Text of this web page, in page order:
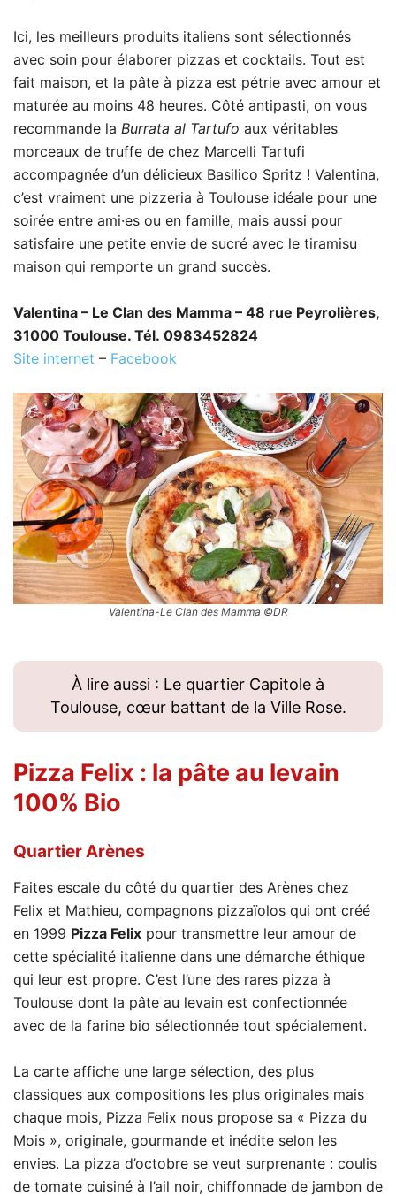
Ici, les meilleurs produits italiens sont sélectionnés
avec soin pour élaborer pizzas et cocktails. Tout est
fait maison, et la pâte à pizza est pétrie avec amour et
maturée au moins 48 heures. Côté antipasti, on vous
recommande la Burrata al Tartufo aux véritables
morceaux de truffe de chez Marcelli Tartufi
accompagnée d’un délicieux Basilico Spritz ! Valentina,
c’est vraiment une pizzeria à Toulouse idéale pour une
soirée entre ami·es ou en famille, mais aussi pour
satisfaire une petite envie de sucré avec le tiramisu
maison qui remporte un grand succès.
Valentina – Le Clan des Mamma – 48 rue Peyrolières,
31000 Toulouse. Tél. 0983452824
Site internet – Facebook
Valentina-Le Clan des Mamma ©DR
À lire aussi : Le quartier Capitole à
Toulouse, cœur battant de la Ville Rose.
Pizza Felix : la pâte au levain
100% Bio
Quartier Arènes
Faites escale du côté du quartier des Arènes chez
Felix et Mathieu, compagnons pizzaïolos qui ont créé
en 1999 Pizza Felix pour transmettre leur amour de
cette spécialité italienne dans une démarche éthique
qui leur est propre. C’est l’une des rares pizza à
Toulouse dont la pâte au levain est confectionnée
avec de la farine bio sélectionnée tout spécialement.
La carte affiche une large sélection, des plus
classiques aux compositions les plus originales mais
chaque mois, Pizza Felix nous propose sa « Pizza du
Mois », originale, gourmande et inédite selon les
envies. La pizza d’octobre se veut surprenante : coulis
de tomate cuisiné à l’ail noir, chiffonnade de jambon de